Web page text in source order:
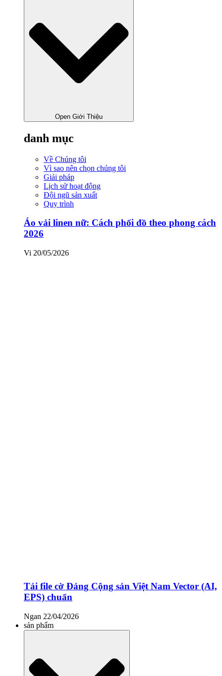
Open Giới Thiệu
danh mục
Về Chúng tôi
Vì sao nên chọn chúng tôi
Giải pháp
Lịch sử hoạt động
Đội ngũ sản xuất
Quy trình
Áo vải linen nữ: Cách phối đồ theo phong cách
2026
Vi 20/05/2026
Tải file cờ Đảng Cộng sản Việt Nam Vector (AI,
EPS) chuẩn
Ngan 22/04/2026
sản phẩm